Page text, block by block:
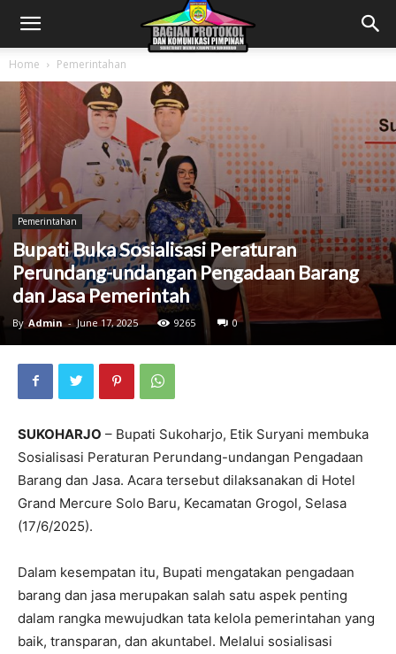
Home Pemerintahan
Pemerintahan
Bupati Buka Sosialisasi Peraturan
Perundang-undangan Pengadaan Barang
dan Jasa Pemerintah
By Admin - June 17, 2025 9265 0
SUKOHARJO – Bupati Sukoharjo, Etik Suryani membuka
Sosialisasi Peraturan Perundang-undangan Pengadaan
Barang dan Jasa. Acara tersebut dilaksanakan di Hotel
Grand Mercure Solo Baru, Kecamatan Grogol, Selasa
(17/6/2025).
Dalam kesempatan itu, Bupati mengatakan pengadaan
barang dan jasa merupakan salah satu aspek penting
dalam rangka mewujudkan tata kelola pemerintahan yang
baik, transparan, dan akuntabel. Melalui sosialisasi